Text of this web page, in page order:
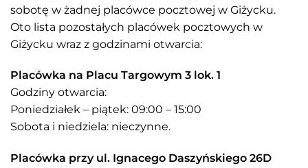
sobotę w żadnej placówce pocztowej w Giżycku.
Oto lista pozostałych placówek pocztowych w
Giżycku wraz z godzinami otwarcia:
Placówka na Placu Targowym 3 lok. 1
Godziny otwarcia:
Poniedziałek – piątek: 09:00 – 15:00
Sobota i niedziela: nieczynne​.
Placówka przy ul. Ignacego Daszyńskiego 26D